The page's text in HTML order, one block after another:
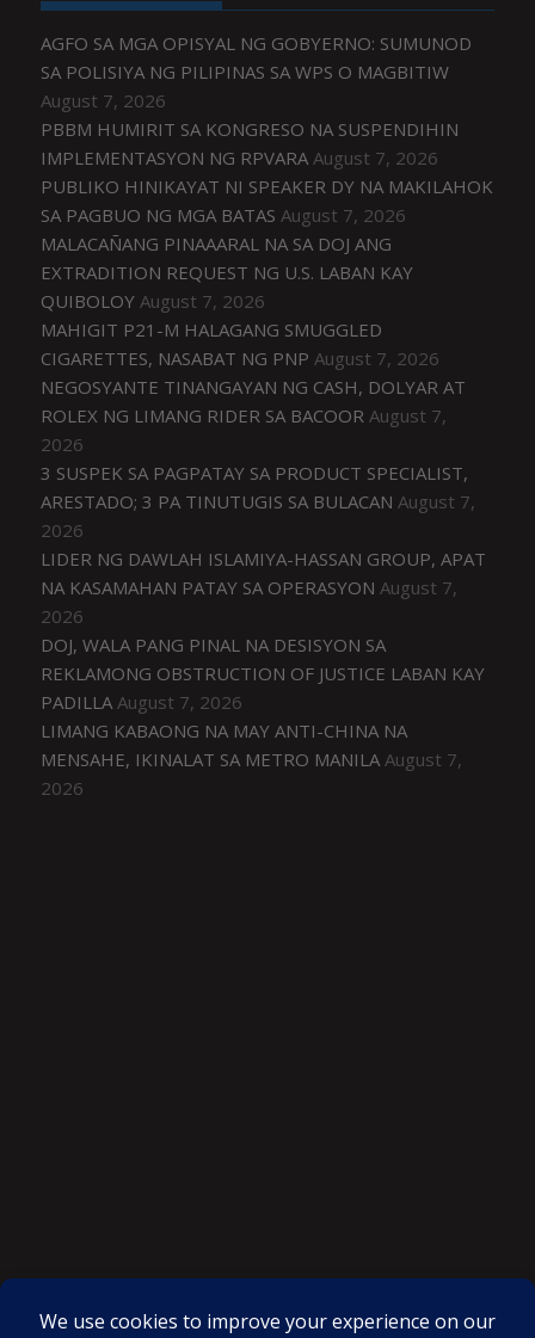
AGFO SA MGA OPISYAL NG GOBYERNO: SUMUNOD
SA POLISIYA NG PILIPINAS SA WPS O MAGBITIW
August 7, 2026
PBBM HUMIRIT SA KONGRESO NA SUSPENDIHIN
IMPLEMENTASYON NG RPVARA August 7, 2026
PUBLIKO HINIKAYAT NI SPEAKER DY NA MAKILAHOK
SA PAGBUO NG MGA BATAS August 7, 2026
MALACAÑANG PINAAARAL NA SA DOJ ANG
EXTRADITION REQUEST NG U.S. LABAN KAY
QUIBOLOY August 7, 2026
MAHIGIT P21-M HALAGANG SMUGGLED
CIGARETTES, NASABAT NG PNP August 7, 2026
NEGOSYANTE TINANGAYAN NG CASH, DOLYAR AT
ROLEX NG LIMANG RIDER SA BACOOR August 7,
2026
3 SUSPEK SA PAGPATAY SA PRODUCT SPECIALIST,
ARESTADO; 3 PA TINUTUGIS SA BULACAN August 7,
2026
LIDER NG DAWLAH ISLAMIYA-HASSAN GROUP, APAT
NA KASAMAHAN PATAY SA OPERASYON August 7,
2026
DOJ, WALA PANG PINAL NA DESISYON SA
REKLAMONG OBSTRUCTION OF JUSTICE LABAN KAY
PADILLA August 7, 2026
LIMANG KABAONG NA MAY ANTI-CHINA NA
MENSAHE, IKINALAT SA METRO MANILA August 7,
2026